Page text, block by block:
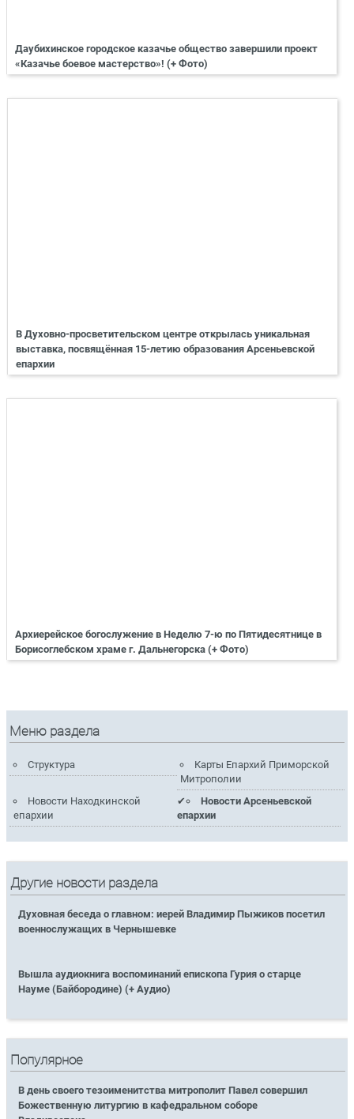
Даубихинское городское казачье общество завершили проект
«Казачье боевое мастерство»! (+ Фото)
В Духовно-просветительском центре открылась уникальная
выставка, посвящённая 15-летию образования Арсеньевской
епархии
Архиерейское богослужение в Неделю 7-ю по Пятидесятнице в
Борисоглебском храме г. Дальнегорска (+ Фото)
Меню раздела
Структура
Карты Епархий Приморской
Митрополии
Новости Находкинской
епархии
Новости Арсеньевской
епархии
Другие новости раздела
Духовная беседа о главном: иерей Владимир Пыжиков посетил
военнослужащих в Чернышевке
Вышла аудиокнига воспоминаний епископа Гурия о старце
Науме (Байбородине) (+ Аудио)
Популярное
В день своего тезоименитства митрополит Павел совершил
Божественную литургию в кафедральном соборе